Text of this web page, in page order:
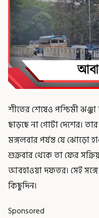
শীতের শেষেও পশ্চিমী
ছাড়ছে না গোটা দেশের।
মঙ্গলবার পর্যন্ত যে ঝোড়ো
শুক্রবার থেকে তা ফের
আবহাওয়া দফতর। সেই সঙ্গে
কিছুদিন।
Sponsored